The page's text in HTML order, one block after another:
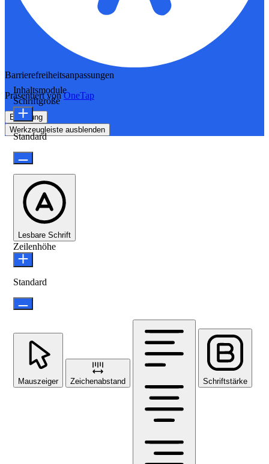
Barrierefreiheitsanpassungen
Präsentiert vonOneTap
Erklärung
Werkzeugleiste ausblenden
Inhaltsmodule
Schriftgröße
Standard
Lesbare Schrift
Zeilenhöhe
Standard
Mauszeiger Zeichenabstand Schriftstärke